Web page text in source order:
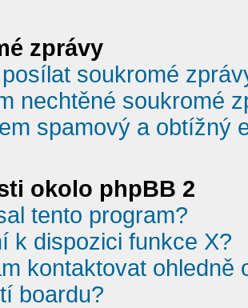
zprávy
soukromé
nechtěné soukromé
spamový a obtížný
okolo phpBB 2
tento program?
k dispozici funkce X?
kontaktovat
boardu?